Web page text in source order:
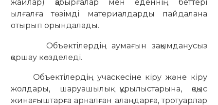
жайлар) қабырғалар мен еденнің беттері
ылғалға төзімді материалдарды пайдалана
отырып орындалады.
Объектілердің аумағын зақымданусыз
қоршау көзделеді.
Объектілердің учаскесіне кіру және кіру
жолдары, шаруашылық құрылыстарына, қоқыс
жинағыштарға арналған алаңдарға, тротуарлар